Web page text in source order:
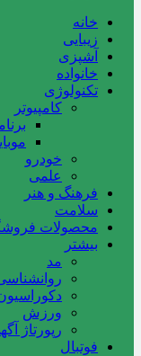
خانه
زیبایی
آشپزی
خانواده
تکنولوژی
کامپیوتر
خودرو
علمی
فرهنگ و هنر
سلامت
محصولات
بیشتر
مد
ورزش
رپورتاژ
فوتبال